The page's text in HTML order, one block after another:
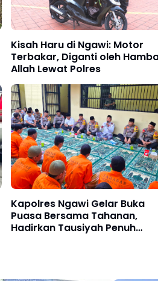
Kisah Haru di Ngawi: Motor
Terbakar, Diganti oleh
Allah Lewat Polres
Kapolres Ngawi Gelar Buka
Puasa Bersama Tahanan,
Hadirkan Tausiyah Penuh